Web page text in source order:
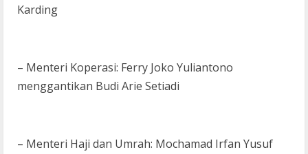
Karding
– Menteri Koperasi: Ferry Joko Yuliantono
menggantikan Budi Arie Setiadi
– Menteri Haji dan Umrah: Mochamad Irfan Yusuf